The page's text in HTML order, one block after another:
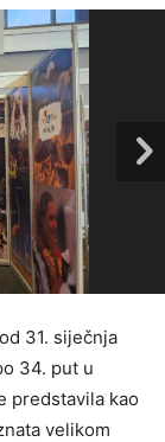
31. siječnja
34. put u
predstavila kao
velikom